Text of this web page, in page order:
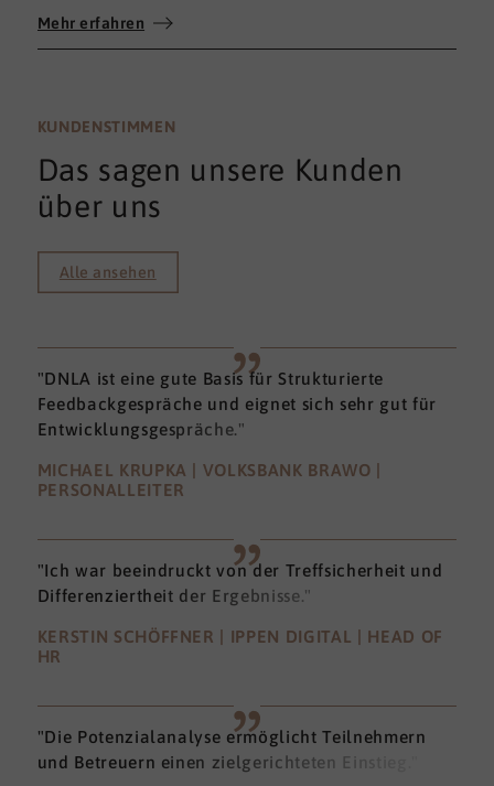
umfassenden 360°-Feedback.
Mehr erfahren
KUNDENSTIMMEN
Das sagen unsere Kunden
über uns
Alle ansehen
"DNLA ist eine gute Basis für Strukturierte
Feedbackgespräche und eignet sich sehr gut für
Entwicklungsgespräche."
MICHAEL KRUPKA | VOLKSBANK BRAWO |
PERSONALLEITER
"Ich war beeindruckt von der Treffsicherheit und
Differenziertheit der Ergebnisse."
KERSTIN SCHÖFFNER | IPPEN DIGITAL | HEAD OF
HR
"Die Potenzialanalyse ermöglicht Teilnehmern
und Betreuern einen zielgerichteten Einstieg."